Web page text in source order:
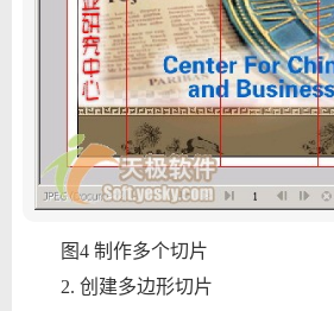
图4 制作多个切片
2. 创建多边形切片